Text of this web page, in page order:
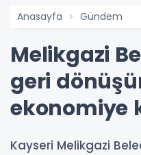
Anasayfa Gündem
Melikgazi
geri
ekonomiye
Kayseri Melikgazi